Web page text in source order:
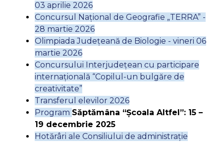
03 aprilie 2026
Concursul Național de Geografie „TERRA” -
28 martie 2026
Olimpiada Județeană de Biologie - vineri 06
martie 2026
Concursului Interjudețean cu participare
internațională “Copilul-un bulgăre de
creativitate”
Transferul elevilor 2026
Program Săptămâna “Școala Altfel”: 15 –
19 decembrie 2025
Hotărâri ale Consiliului de administrație